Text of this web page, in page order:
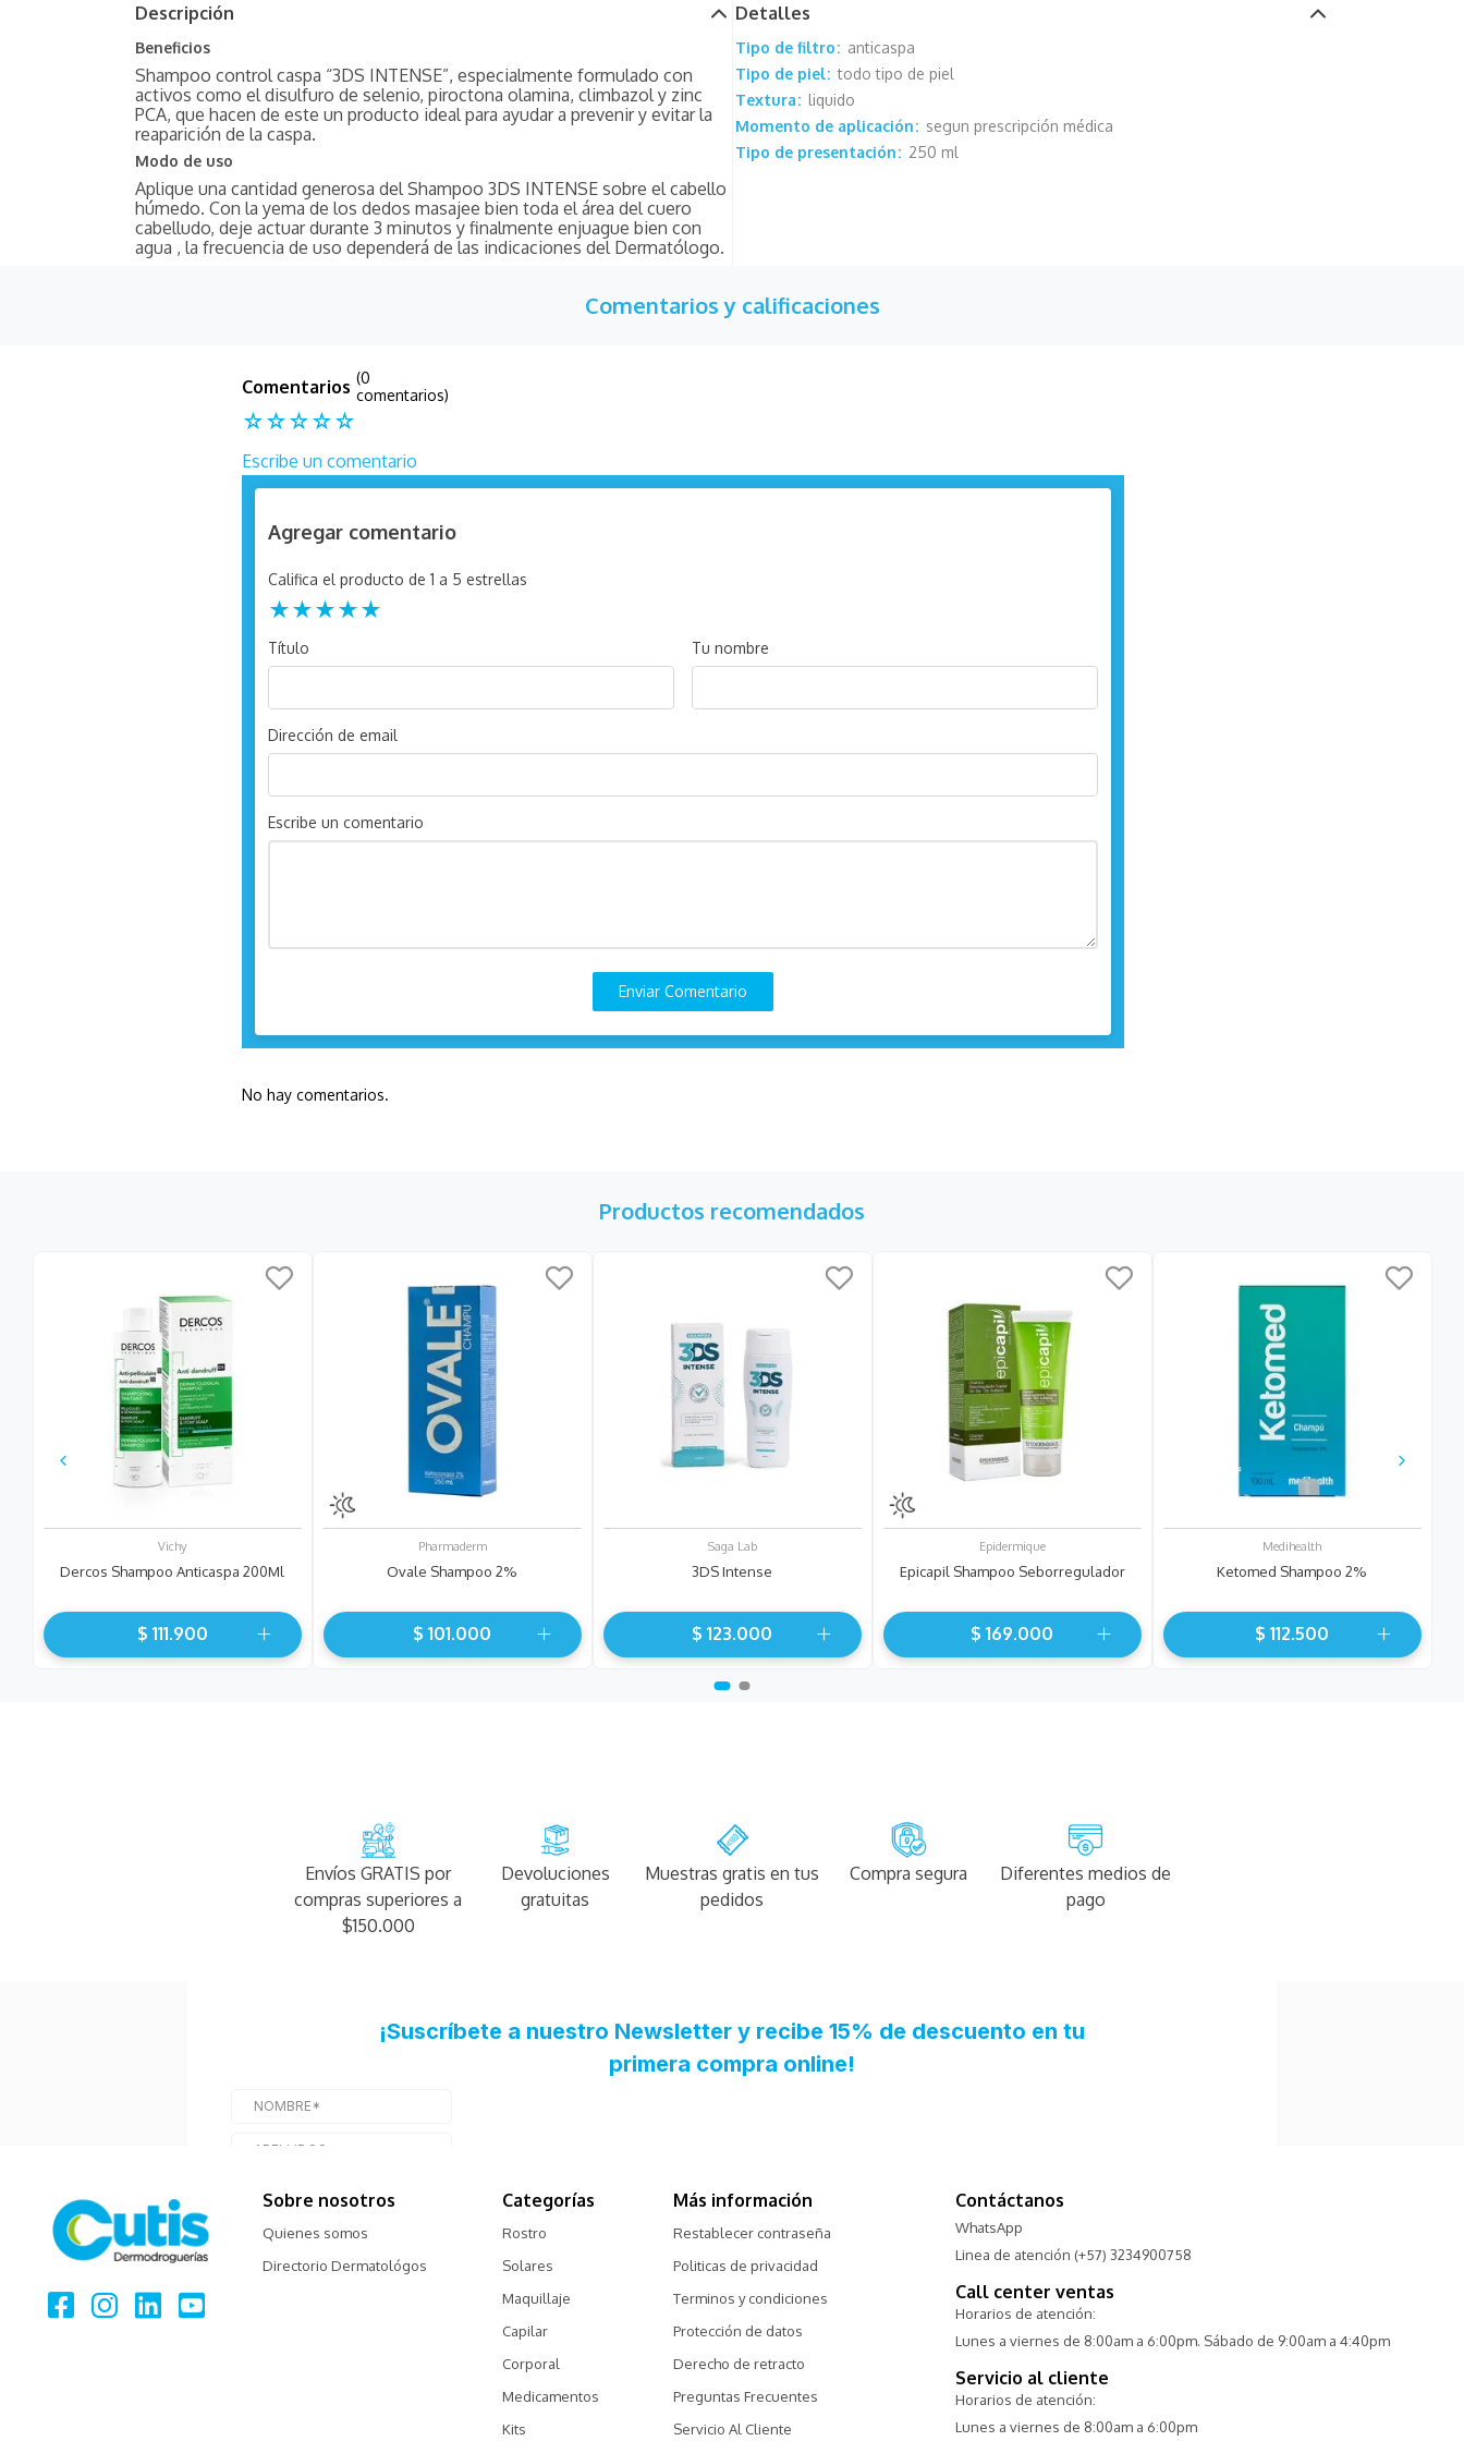
Descripción
Beneficios
Shampoo control caspa “3DS INTENSE”, especialmente formulado con
activos como el disulfuro de selenio, piroctona olamina, climbazol y zinc
PCA, que hacen de este un producto ideal para ayudar a prevenir y evitar la
reaparición de la caspa.
Modo de uso
Aplique una cantidad generosa del Shampoo 3DS INTENSE sobre el cabello
húmedo. Con la yema de los dedos masajee bien toda el área del cuero
cabelludo, deje actuar durante 3 minutos y finalmente enjuague bien con
agua , la frecuencia de uso dependerá de las indicaciones del Dermatólogo.
Detalles
Tipo de filtro
anticaspa
Tipo de piel
todo tipo de piel
Textura
liquido
Momento de aplicación
segun prescripción médica
Tipo de presentación
250 ml
Comentarios y calificaciones
☆☆☆☆☆
(0
comentarios)
Escribe un comentario
Agregar comentario
Título
Califica el producto de 1 a 5 estrellas
★★★★★
Tu nombre
Dirección de email
Escribe un comentario
Enviar Comentario
No hay comentarios.
Productos recomendados
Vichy
Dercos Shampoo Anticaspa 200Ml
$ 111.900
Pharmaderm
Ovale Shampoo 2%
$ 101.000
Saga Lab
3DS Intense
$ 123.000
Epidermique
Epicapil Shampoo Seborregulador
$ 169.000
Medihealth
Ketomed Shampoo 2%
$ 112.500
Envíos GRATIS por
compras superiores a
$150.000
Devoluciones
gratuitas
Muestras gratis en tus
pedidos
Compra segura
Diferentes medios de
pago
Sobre nosotros
Quienes somos
Directorio Dermatológos
Categorías
Rostro
Solares
Maquillaje
Capilar
Corporal
Medicamentos
Kits
Más información
Restablecer contraseña
Politicas de privacidad
Terminos y condiciones
Protección de datos
Derecho de retracto
Preguntas Frecuentes
Servicio Al Cliente
Contáctanos
WhatsApp
Linea de atención (+57) 3234900758
Call center ventas
Horarios de atención:
Lunes a viernes de 8:00am a 6:00pm. Sábado de 9:00am a 4:40pm
Servicio al cliente
Horarios de atención:
Lunes a viernes de 8:00am a 6:00pm